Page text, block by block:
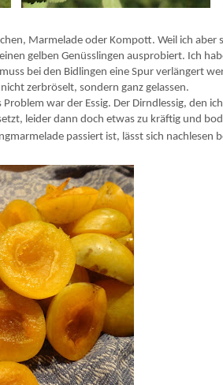
Marmelade oder Kompott. Weil ich aber
gelben Genüsslingen ausprobiert. Ich
bei den Bidlingen eine Spur verlängert
zerbröselt, sondern ganz gelassen.
war der Essig. Der Dirndlessig, den
leider dann doch etwas zu kräftig und
passiert ist, lässt sich nachlesen